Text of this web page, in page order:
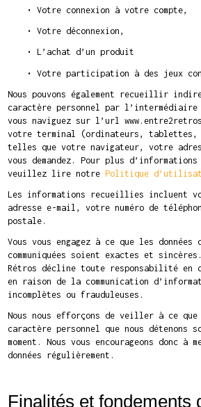
• Votre connexion à votre compte,
• Votre déconnexion,
• L’achat d’un produit
• Votre participation à des jeux
Nous pouvons également recueillir
caractère personnel par
vous naviguez sur l’url
votre terminal (ordinateurs, tablettes,
telles que votre navigateur, votre
vous demandez. Pour plus
veuillez lire notre Politique
Les informations recueillies incluent
adresse e-mail, votre numéro de
postale.
Vous vous engagez à ce que les données
communiquées soient exactes et
Rétros décline toute responsabilité en
en raison de la communication
incomplètes ou frauduleuses.
Nous nous efforçons de veiller à ce que
caractère personnel que nous détenons
moment. Nous vous encourageons donc à
données régulièrement.
Finalités et fondements